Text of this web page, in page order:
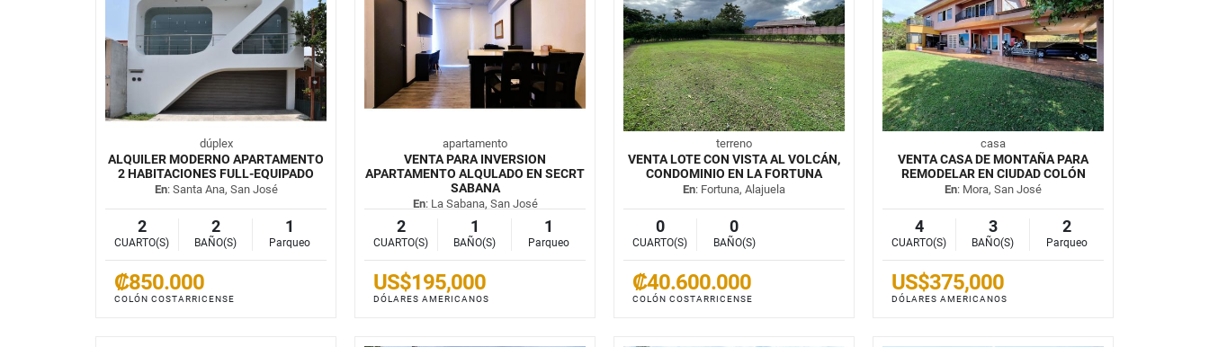
dúplex
ALQUILER MODERNO APARTAMENTO
2 HABITACIONES FULL-EQUIPADO
En: Santa Ana, San José
2
CUARTO(S)
2
BAÑO(S)
1
Parqueo
₡850.000
COLÓN COSTARRICENSE
apartamento
VENTA PARA INVERSION
APARTAMENTO ALQULADO EN SECRT
SABANA
En: La Sabana, San José
2
CUARTO(S)
1
BAÑO(S)
1
Parqueo
US$195,000
DÓLARES AMERICANOS
terreno
VENTA LOTE CON VISTA AL VOLCÁN,
CONDOMINIO EN LA FORTUNA
En: Fortuna, Alajuela
0
CUARTO(S)
0
BAÑO(S)
₡40.600.000
COLÓN COSTARRICENSE
casa
VENTA CASA DE MONTAÑA PARA
REMODELAR EN CIUDAD COLÓN
En: Mora, San José
4
CUARTO(S)
3
BAÑO(S)
2
Parqueo
US$375,000
DÓLARES AMERICANOS